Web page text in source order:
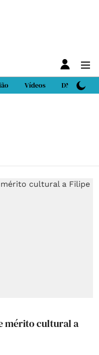
Vídeos DN Sport
mérito cultural a